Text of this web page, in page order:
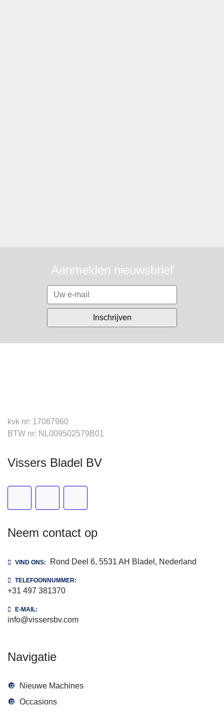
Aanmelden nieuwsbrief
Inschrijven
kvk nr: 17067960
BTW nr: NL009502579B01
Vissers Bladel BV
Neem contact op
VIND ONS: Rond Deel 6, 5531 AH Bladel, Nederland
TELEFOONNUMMER:
+31 497 381370
E-MAIL:
info@vissersbv.com
navigatie
Nieuwe Machines
Occasions